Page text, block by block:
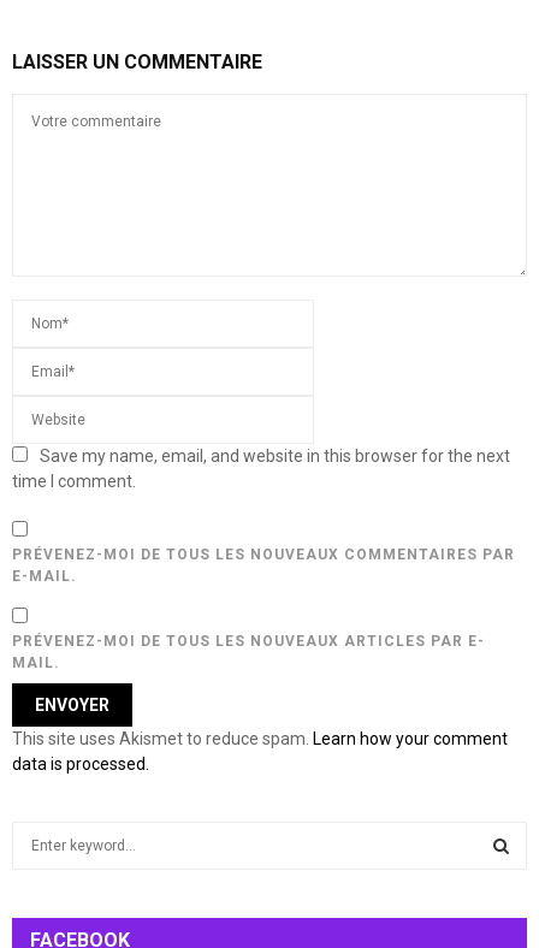
LAISSER UN COMMENTAIRE
Save my name, email, and website in this browser for the next
time I comment.
PRÉVENEZ-MOI DE TOUS LES NOUVEAUX COMMENTAIRES PAR
E-MAIL.
PRÉVENEZ-MOI DE TOUS LES NOUVEAUX ARTICLES PAR E-
MAIL.
This site uses Akismet to reduce spam. Learn how your comment
data is processed.
FACEBOOK